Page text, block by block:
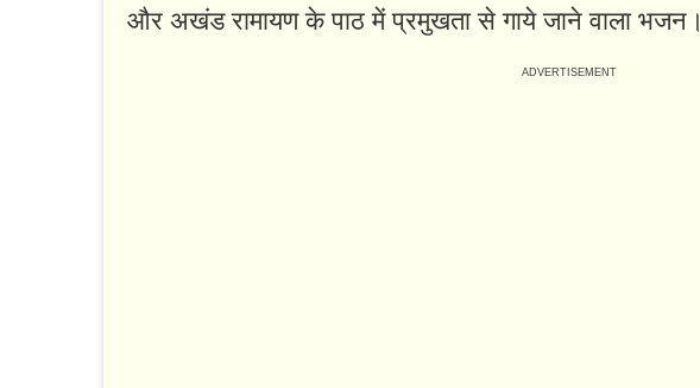
और अखंड रामायण के पाठ में प्रमुखता से गाये जाने वाला भजन।